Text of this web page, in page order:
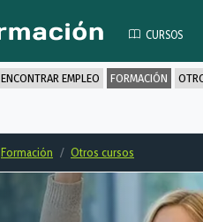
CURSOS
ENCONTRAR EMPLEO FORMACIÓN
Formación Otros cursos